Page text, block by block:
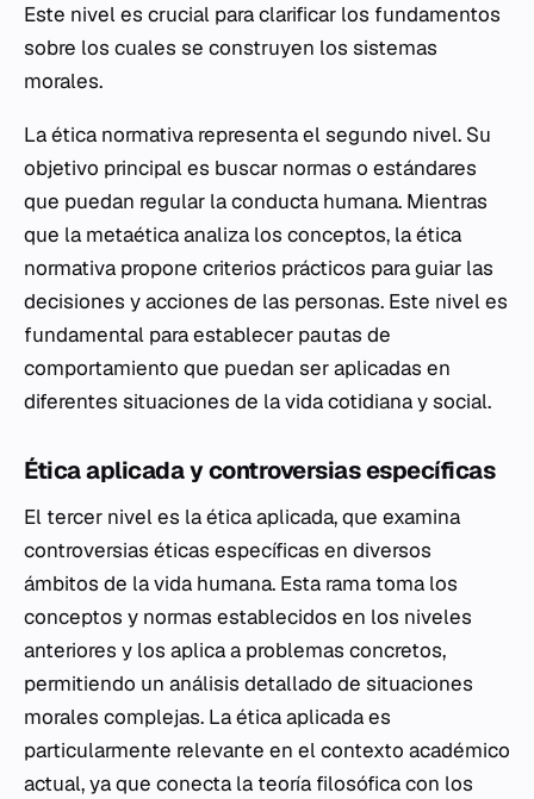
Este nivel es crucial para clarificar los fundamentos
sobre los cuales se construyen los sistemas
morales.
La ética normativa representa el segundo nivel. Su
objetivo principal es buscar normas o estándares
que puedan regular la conducta humana. Mientras
que la metaética analiza los conceptos, la ética
normativa propone criterios prácticos para guiar las
decisiones y acciones de las personas. Este nivel es
fundamental para establecer pautas de
comportamiento que puedan ser aplicadas en
diferentes situaciones de la vida cotidiana y social.
Ética aplicada y controversias específicas
El tercer nivel es la ética aplicada, que examina
controversias éticas específicas en diversos
ámbitos de la vida humana. Esta rama toma los
conceptos y normas establecidos en los niveles
anteriores y los aplica a problemas concretos,
permitiendo un análisis detallado de situaciones
morales complejas. La ética aplicada es
particularmente relevante en el contexto académico
actual, ya que conecta la teoría filosófica con los